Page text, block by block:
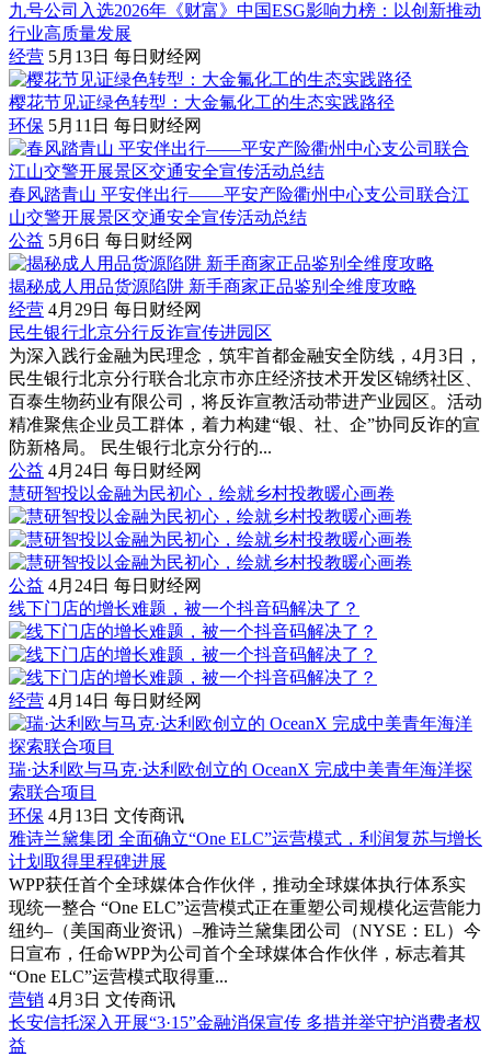
九号公司入选2026年《财富》中国ESG影响力榜：以创新推动
行业高质量发展
经营 5月13日 每日财经网
樱花节见证绿色转型：大金氟化工的生态实践路径
环保 5月11日 每日财经网
春风踏青山 平安伴出行——平安产险衢州中心支公司联合江
山交警开展景区交通安全宣传活动总结
公益 5月6日 每日财经网
揭秘成人用品货源陷阱 新手商家正品鉴别全维度攻略
经营 4月29日 每日财经网
民生银行北京分行反诈宣传进园区
为深入践行金融为民理念，筑牢首都金融安全防线，4月3日，
民生银行北京分行联合北京市亦庄经济技术开发区锦绣社区、
百泰生物药业有限公司，将反诈宣教活动带进产业园区。活动
精准聚焦企业员工群体，着力构建“银、社、企”协同反诈的宣
防新格局。 民生银行北京分行的...
公益 4月24日 每日财经网
慧研智投以金融为民初心，绘就乡村投教暖心画卷
公益 4月24日 每日财经网
线下门店的增长难题，被一个抖音码解决了？
经营 4月14日 每日财经网
瑞·达利欧与马克·达利欧创立的 OceanX 完成中美青年海洋探
索联合项目
环保 4月13日 文传商讯
雅诗兰黛集团 全面确立“One ELC”运营模式，利润复苏与增长
计划取得里程碑进展
WPP获任首个全球媒体合作伙伴，推动全球媒体执行体系实
现统一整合 “One ELC”运营模式正在重塑公司规模化运营能力
纽约–（美国商业资讯）–雅诗兰黛集团公司（NYSE：EL）今
日宣布，任命WPP为公司首个全球媒体合作伙伴，标志着其
“One ELC”运营模式取得重...
营销 4月3日 文传商讯
长安信托深入开展“3·15”金融消保宣传 多措并举守护消费者权
益